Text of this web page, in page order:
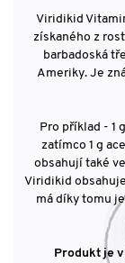
Viridikid
získaného z
barbadoská
Ameriky. Je
Pro příklad - 1
zatímco 1 g
obsahují také
Viridikid
má díky tomu
Produkt je